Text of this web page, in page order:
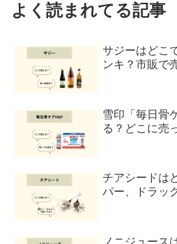
よく読まれてる記事
サジーはどこ
ンキ？市販で
雪印「毎日骨
る？どこに売
チアシードは
パー、ドラッ
ノニジュース